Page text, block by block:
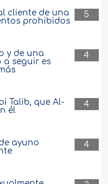
5
cliente de una
prohibidos
4
y de una
a seguir es
4
Talib, que Al-
él
4
ayuno